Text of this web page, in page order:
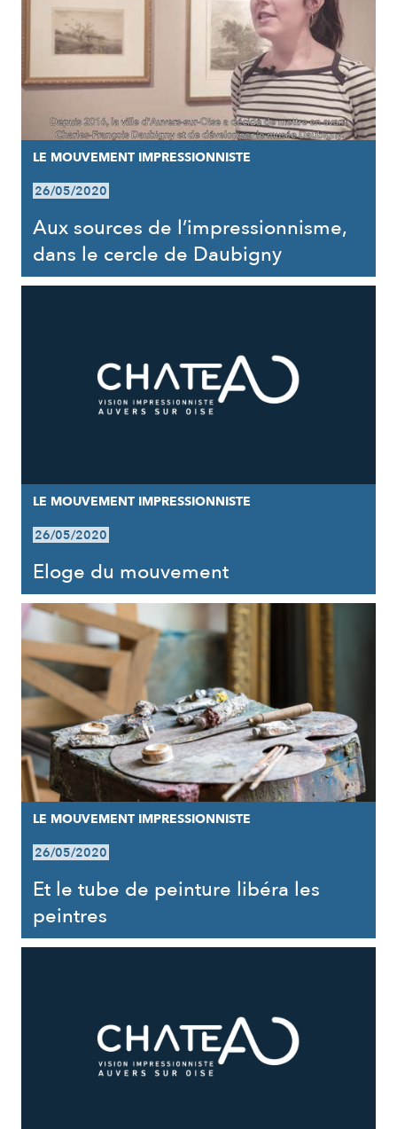
LE MOUVEMENT IMPRESSIONNISTE
26/05/2020
Aux sources de l’impressionnisme,
dans le cercle de Daubigny
LE MOUVEMENT IMPRESSIONNISTE
26/05/2020
Eloge du mouvement
LE MOUVEMENT IMPRESSIONNISTE
26/05/2020
Et le tube de peinture libéra les
peintres